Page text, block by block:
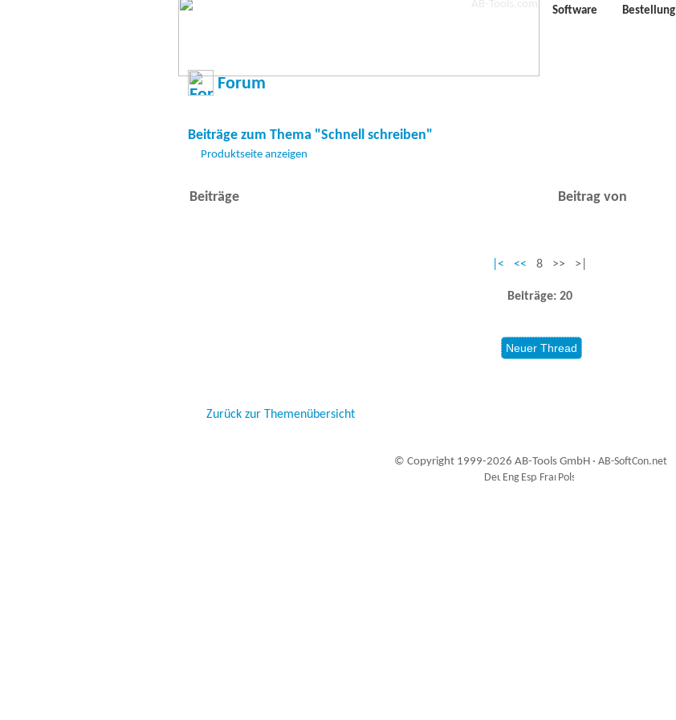
Software Bestellung
Forum
Beiträge zum Thema "Schnell schreiben"
Produktseite anzeigen
Beiträge Beitrag von
|< << 8 >> >|
Beiträge: 20
Zurück zur Themenübersicht
© Copyright 1999-2026 AB-Tools GmbH · AB-SoftCon.net